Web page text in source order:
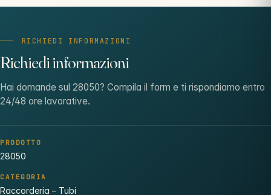
RICHIEDI INFORMAZIONI
Richiedi informazioni
Hai domande sul 28050? Compila il form e ti rispondiamo entro
24/48 ore lavorative.
PRODOTTO
28050
CATEGORIA
Raccorderia – Tubi